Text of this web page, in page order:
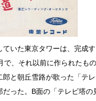
いた東京タワーは、完成
で、それ以前に作られたも
と朝丘雪路が歌った「テ
った。B面の「テレビ塔